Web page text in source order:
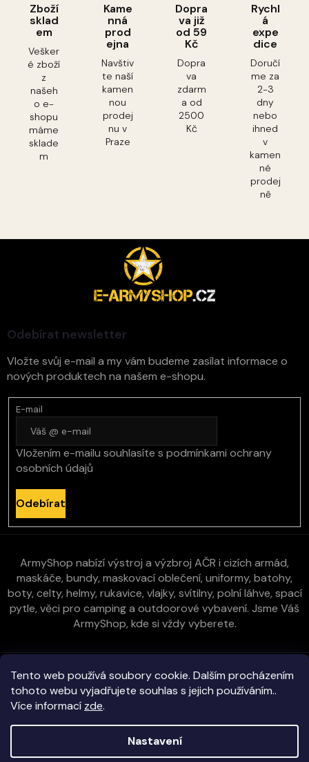
Tento web používá soubory cookie. Dalším procházením
tohoto webu vyjadřujete souhlas s jejich používáním..
Více informací zde.
Nastavení
Zboží
sklad
em
Vešker
é zboží
z
našeh
o e-
shopu
máme
sklade
m
Kame
nná
prod
ejna
Navštiv
te naší
kamen
nou
prodej
nu v
Praze
Dopra
va již
od 59
Kč
Dopra
va
zdarm
a od
2500
Kč
Rychl
á
expe
dice
Doručí
me za
2-3
dny
nebo
ihned
v
kamen
né
prodej
ně
Odebírat newsletter
Vložte svůj e-mail a my vám budeme zasílat informace o
nových produktech na našem e-shopu.
E-mail
Vložením e-mailu souhlasíte s podmínkami ochrany
osobních údajů
Odebírat
ArmyShop nabízí výstroj a výzbroj AČR i cizích armád,
maskáče, bundy, maskovací oblečení, uniformy, batohy,
boty, celty, helmy, rukavice, vlajky, svítilny, polní láhve, spací
pytle, věci pro camping a outdoorové vybavení. Jsme Váš
ArmyShop, kde si vždy vyberete.
Zákaznická péče
Vše o nákupu